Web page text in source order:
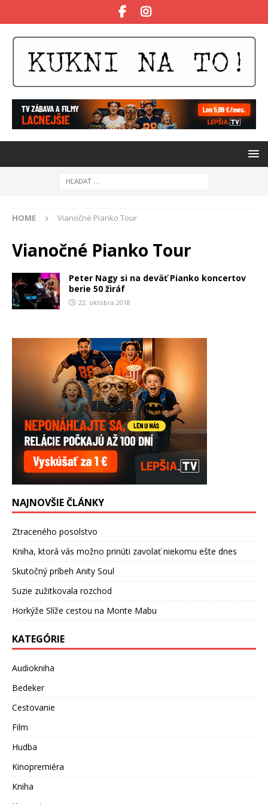
HOME Vianočné Pianko Tour
Vianočné Pianko Tour
Peter Nagy si na deväť Pianko koncertov
berie 50 žiráf
22. októbra 2018
NAJNOVŠIE ČLÁNKY
Ztraceného posolstvo
Kniha, ktorá vás možno prinúti zavolať niekomu ešte dnes
Skutočný príbeh Anity Soul
Suzie zužitkovala rozchod
Horkýže Slíže cestou na Monte Mabu
KATEGÓRIE
Audiokniha
Bedeker
Cestovanie
Film
Hudba
Kinopremiéra
Kniha